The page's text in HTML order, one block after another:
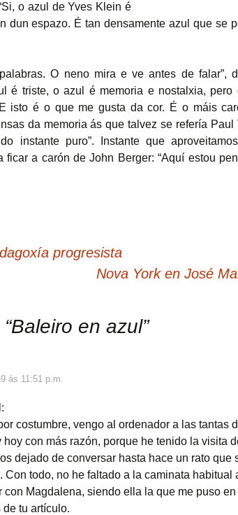
o azul de Yves Klein é
dun espazo. É tan densamente azul que se
O neno mira e ve antes de falar”,
é triste, o azul é memoria e nostalxia, pero
isto é o que me gusta da cor. É o máis
da memoria ás que talvez se refería Paul
instante puro”. Instante que
ficar a carón de John Berger: “Aquí estou
progresista
Nova York en José
Baleiro en azul”
ás 11:51 p.m.
costumbre, vengo al ordenador a las tantas
hoy con más razón, porque he tenido la visita
dejado de conversar hasta hace un rato que
Con todo, no he faltado a la caminata habitual
con Magdalena, siendo ella la que me puso en
tu artículo.